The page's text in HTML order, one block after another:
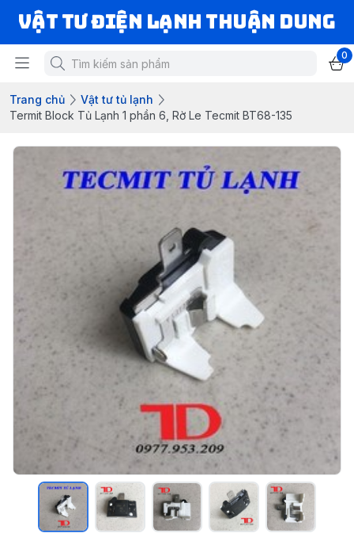
VẬT TƯ ĐIỆN LẠNH THUẬN DUNG
0
Trang chủ
Vật tư tủ lạnh
Termit Block Tủ Lạnh 1 phần 6, Rờ Le Tecmit BT68-135